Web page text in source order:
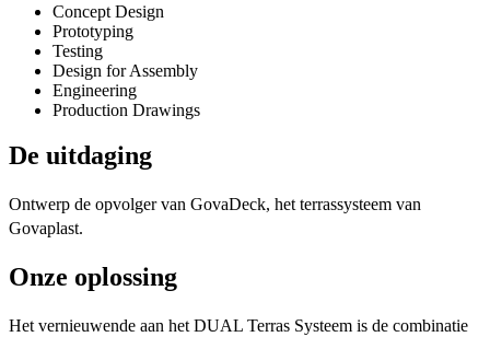
Concept Design
Prototyping
Testing
Design for Assembly
Engineering
Production Drawings
De uitdaging
Ontwerp de opvolger van GovaDeck, het terrassysteem van
Govaplast.
Onze oplossing
Het vernieuwende aan het DUAL Terras Systeem is de combinatie